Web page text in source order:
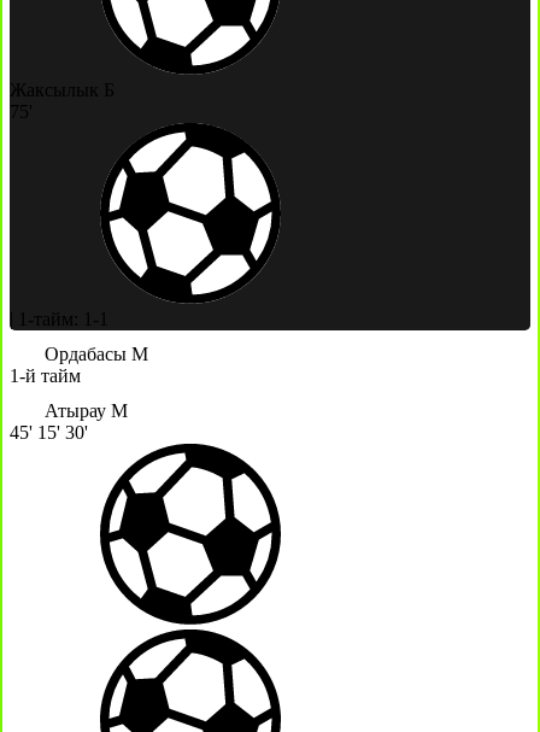
Жаксылык Б
75'
1-тайм: 1-1
Ордабасы М
1-й тайм
Атырау М
45' 15' 30'